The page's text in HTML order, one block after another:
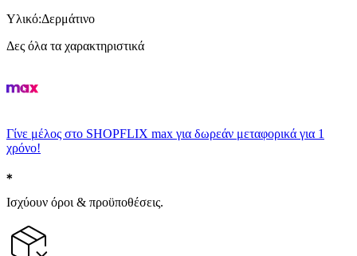
Υλικό:Δερμάτινο
Δες όλα τα χαρακτηριστικά
Γίνε μέλος στο SHOPFLIX max για δωρεάν μεταφορικά για 1
χρόνο!
Ισχύουν όροι & προϋποθέσεις.